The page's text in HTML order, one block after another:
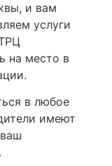
и вам
услуги
на место в
в любое
имеют